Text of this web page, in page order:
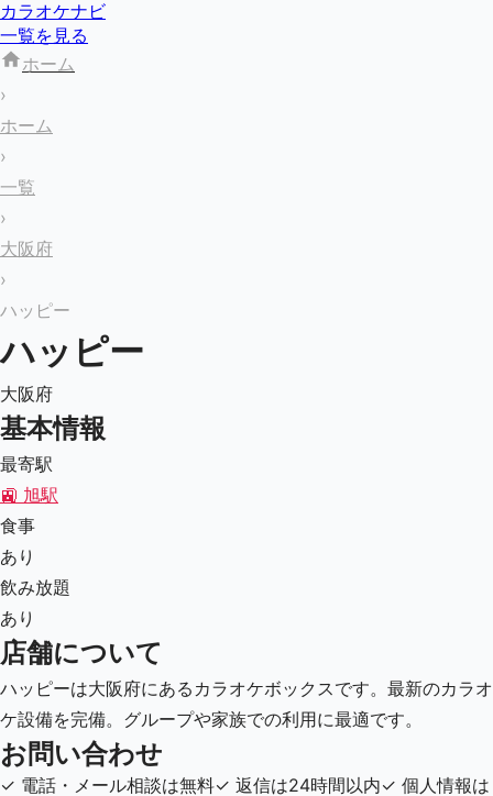
カラオケナビ
一覧を見る
ホーム
›
ホーム
›
一覧
›
大阪府
›
ハッピー
ハッピー
大阪府
基本情報
最寄駅
🚉 旭駅
食事
あり
飲み放題
あり
店舗について
ハッピーは大阪府にあるカラオケボックスです。最新のカラオ
ケ設備を完備。グループや家族での利用に最適です。
お問い合わせ
✓ 電話・メール相談は無料✓ 返信は24時間以内✓ 個人情報は